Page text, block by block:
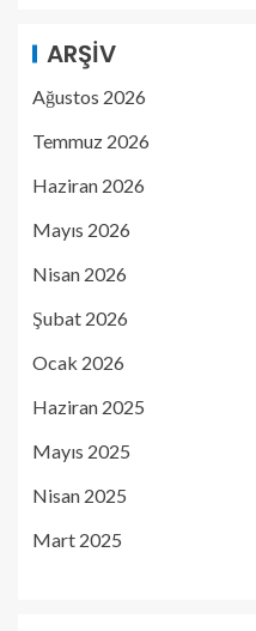
ARŞIV
Ağustos 2026
Temmuz 2026
Haziran 2026
Mayıs 2026
Nisan 2026
Şubat 2026
Ocak 2026
Haziran 2025
Mayıs 2025
Nisan 2025
Mart 2025